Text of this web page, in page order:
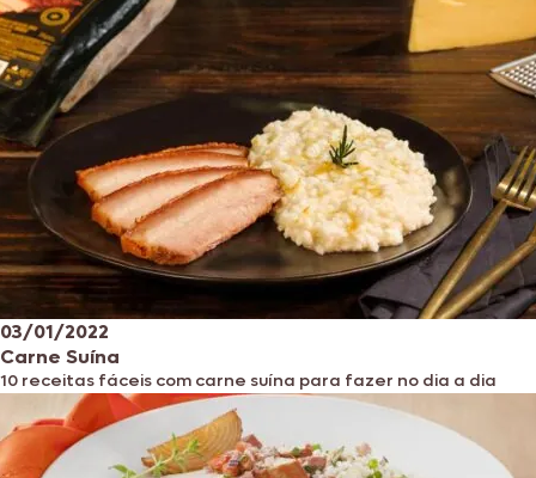
03/01/2022
Carne Suína
10 receitas fáceis com carne suína para fazer no dia a dia